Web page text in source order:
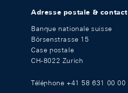
Adresse postale & contact
Banque nationale suisse
Börsenstrasse 15
Case postale
CH-8022 Zurich
Téléphone +41 58 631 00 00